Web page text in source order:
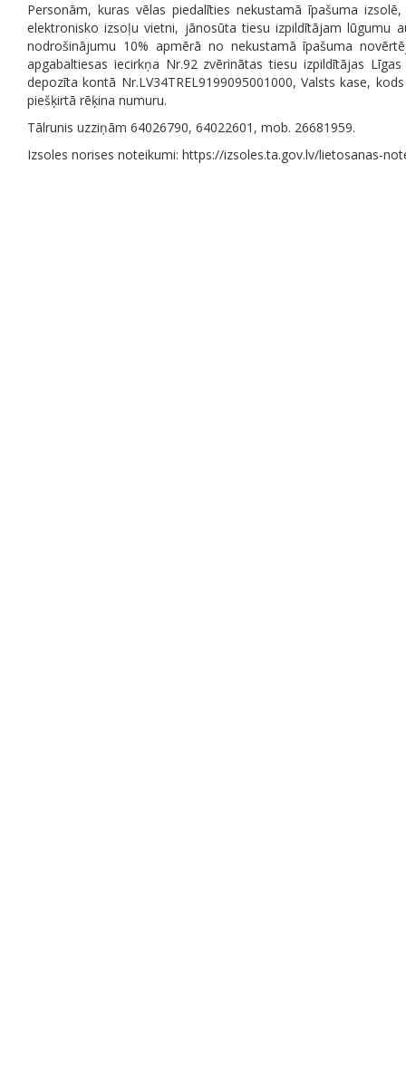
Personām, kuras vēlas piedalīties nekustamā īpašuma
elektronisko izsoļu vietni, jānosūta tiesu izpildītājam lūgumu
nodrošinājumu 10% apmērā no nekustamā īpašuma
apgabaltiesas iecirkņa Nr.92 zvērinātas tiesu izpildītājas
depozīta kontā Nr.LV34TREL9199095001000, Valsts kase,
piešķirtā rēķina numuru.
Tālrunis uzziņām 64026790, 64022601, mob. 26681959.
Izsoles norises noteikumi: https://izsoles.ta.gov.lv/lietosanas-